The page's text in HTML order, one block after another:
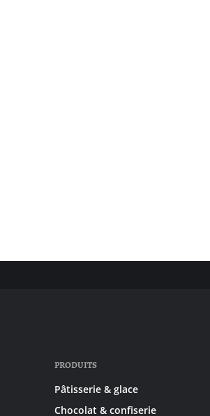
PRODUITS
Pâtisserie & glace
Chocolat & confiserie